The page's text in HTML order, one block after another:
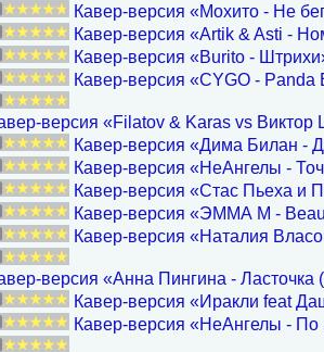
Кавер-версия «Мохито - Не
Кавер-версия «Artik & Asti -
Кавер-версия «Burito -
Кавер-версия «CYGO - Panda
версия «Filatov & Karas vs Виктор
Кавер-версия «Дима Билан -
Кавер-версия «НеАнгелы -
Кавер-версия «Стас Пьеха
Кавер-версия «ЭММА М -
Кавер-версия «Наталия
версия «Анна Пингина - Ласточка
Кавер-версия «Иракли feat
Кавер-версия «НеАнгелы - По